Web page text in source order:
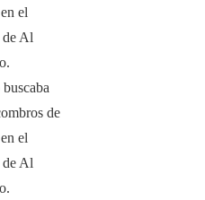
de
el
de Al